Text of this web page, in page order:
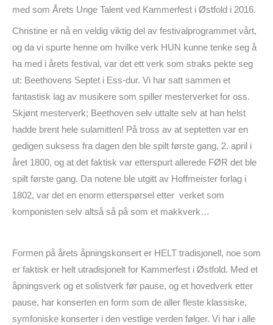
med som Årets Unge Talent ved Kammerfest i Østfold i 2016.
Christine er nå en veldig viktig del av festivalprogrammet vårt,
og da vi spurte henne om hvilke verk HUN kunne tenke seg å
ha med i årets festival, var det ett verk som straks pekte seg
ut: Beethovens Septet i Ess-dur. Vi har satt sammen et
fantastisk lag av musikere som spiller mesterverket for oss.
Skjønt mesterverk; Beethoven selv uttalte selv at han helst
hadde brent hele sulamitten! På tross av at septetten var en
gedigen suksess fra dagen den ble spilt første gang, 2. april i
året 1800, og at det faktisk var etterspurt allerede FØR det ble
spilt første gang. Da notene ble utgitt av Hoffmeister forlag i
1802, var det en enorm etterspørsel etter verket som
komponisten selv altså så på som et makkverk…
Formen på årets åpningskonsert er HELT tradisjonell, noe som
er faktisk er helt utradisjonelt for Kammerfest i Østfold. Med et
åpningsverk og et solistverk før pause, og et hovedverk etter
pause, har konserten en form som de aller fleste klassiske,
symfoniske konserter i den vestlige verden følger. Vi har i alle